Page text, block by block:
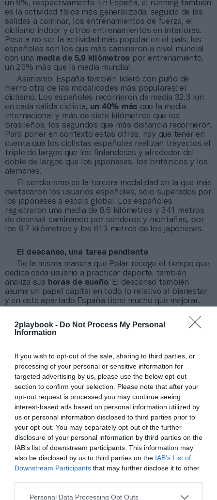
2playbook - Do Not Process My Personal
Information
If you wish to opt-out of the sale, sharing to third parties, or
processing of your personal or sensitive information for
targeted advertising by us, please use the below opt-out
section to confirm your selection. Please note that after your
opt-out request is processed you may continue seeing
interest-based ads based on personal information utilized by
us or personal information disclosed to third parties prior to
your opt-out. You may separately opt-out of the further
disclosure of your personal information by third parties on the
IAB’s list of downstream participants. This information may
also be disclosed by us to third parties on the IAB’s List of
Downstream Participants that may further disclose it to other
Personal Data Processing Opt Outs
un 9%, respectivamente. En España, el running también
es la actividad física más generalizada, seguida de las
salidas a caminar, los entrenamientos de fuerza, el
ciclismo indoor y otros entrenamientos en interiores.
Pese a no ser la actividad más popular en el país, los
españoles son los que más caminaron a nivel mundial
con una media de 5,9 kilómetros por entrenamiento,
un 25% más que la media mundial.
Asimismo, España también lideró con puño de
hierro otra de las modalidades más populares: el
ciclismo. Los españoles recorrieron de media 32,3 km
en cada salida ciclista, un 40% más que la media
internacional y más de siete kilómetros que los
brasileños, los segundos que más distancia recorrieron.
Para poner en contexto estas cifras, hay que tener en
cuenta que los ciclistas españoles realizan trayectos el
triple de largos que los finlandeses y alrededor del
doble de largos que los japoneses, los británicos y los
alemanes.
El senderismo es la tercera modalidad en la que más
destacaron los usuarios españoles, sólo superados por
los japoneses a escala global. Los españoles
registraron una media de 8,6 kilómetros y 341 metros
de desnivel caminando por senderos y montañas, por
los 8,7 kilómetros y los 613 metros de los japoneses.
El descanso, una tarea pendiente
De la misma manera que Polar recoge el tiempo que
dedica cada usuario a practicar deporte, también
analiza sus horas de sueño. El descanso también
asume un papel capital en todo lo relativo al bienestar,
y en este apartado España tiene mucho que mejorar.
inteligentes revelan que es el país que más tarde se va
a dormir, algo que se atribuye a una cuestión cultural y
En total, los españoles duermen una media de7
horas y 16 minutospor noche. Es el tercer país con
peor calidad del sueño, algo que Polar mide a partir de
métricas, como las veces que los usuarios se desvelan o
las fases de sueño reparador que cumplen. Los
nipones son el único país que baja de las 7 horas de
media de sueño, que es el mínimo recomendado,
mientras que los finlandeses obtienen la mayor
puntuación con 75 puntos al registrar 7 horas y 43
minutos de horas de sueño promedio.